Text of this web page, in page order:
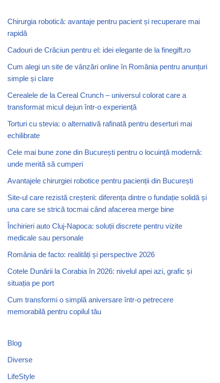
Chirurgia robotică: avantaje pentru pacient și recuperare mai
rapidă
Cadouri de Crăciun pentru el: idei elegante de la finegift.ro
Cum alegi un site de vânzări online în România pentru anunțuri
simple și clare
Cerealele de la Cereal Crunch – universul colorat care a
transformat micul dejun într-o experiență
Torturi cu stevia: o alternativă rafinată pentru deserturi mai
echilibrate
Cele mai bune zone din București pentru o locuință modernă:
unde merită să cumperi
Avantajele chirurgiei robotice pentru pacienții din București
Site-ul care rezistă creșterii: diferența dintre o fundație solidă și
una care se strică tocmai când afacerea merge bine
Închirieri auto Cluj-Napoca: soluții discrete pentru vizite
medicale sau personale
România de facto: realități și perspective 2026
Cotele Dunării la Corabia în 2026: nivelul apei azi, grafic și
situația pe port
Cum transformi o simplă aniversare într-o petrecere
memorabilă pentru copilul tău
Blog
Diverse
LifeStyle